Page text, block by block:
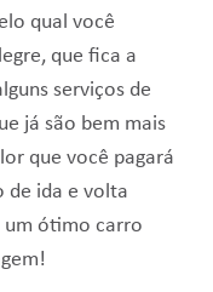
qual você
que fica a
serviços de
já são bem mais
que você pagará
de ida e volta
um ótimo carro